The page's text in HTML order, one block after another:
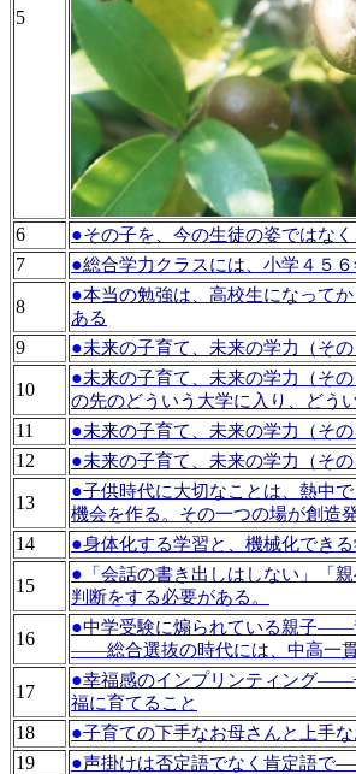
5
6 ●その子を、今の生徒の姿ではな
7 ●総合学力クラスには、小学４５
8
●本当の勉強は、高校生になって
ある
9 ●未来の子育て、未来の学力（そ
10
●未来の子育て、未来の学力（そ
の先のどういう大学に入り、どう
11 ●未来の子育て、未来の学力（そ
12 ●未来の子育て、未来の学力（そ
13
●子供時代に大切なことは、熱中
機会を作る。その一つの場が創造
14 ●身体化する学習と、機械化でき
15
● 「会話の書き出しはしない」「
判断をする必要がある。
16
●中学受験に煽られている親子――
――総合選抜の時代には、中高一
17
●幸福感のインプリンティング――
福に育てること
18 ●子育ての下手なお母さんと上手
19 ●声掛けは否定語でなく肯定語で